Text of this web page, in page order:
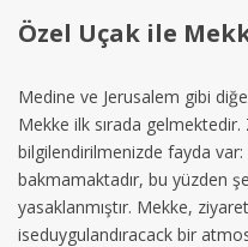
Özel Uçak ile
Medine ve Jerusalem gibi
Mekke ilk sırada
bilgilendirilmenizde fayda
bakmamaktadır, bu yüzden
yasaklanmıştır. Mekke,
iseduygulandıracack bir